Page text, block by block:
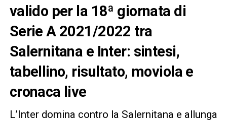
valido per la 18ª giornata di
Serie A 2021/2022 tra
Salernitana e Inter: sintesi,
tabellino, risultato, moviola e
cronaca live
L’Inter domina contro la Salernitana e allunga